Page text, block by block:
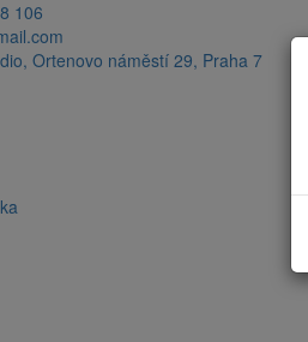
106
Ortenovo náměstí 29, Praha 7